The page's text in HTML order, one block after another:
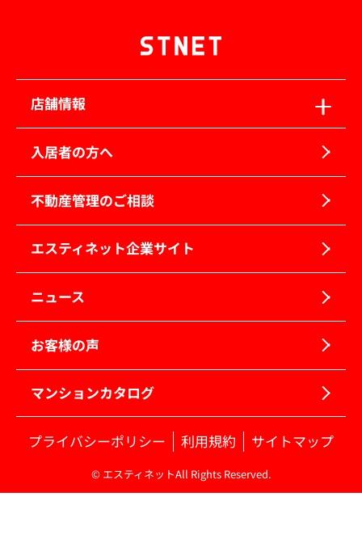
店舗情報
入居者の方へ
不動産管理のご相談
エスティネット企業サイト
ニュース
お客様の声
マンションカタログ
プライバシーポリシー 利用規約 サイトマップ
© エスティネットAll Rights Reserved.